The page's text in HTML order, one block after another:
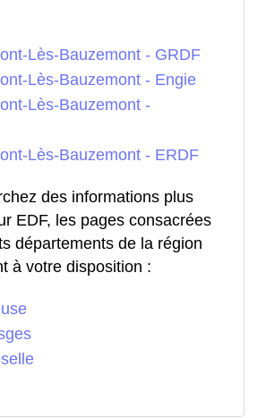
Lès-Bauzemont - GRDF
Lès-Bauzemont - Engie
Lès-Bauzemont -
Lès-Bauzemont - ERDF
des informations plus
EDF, les pages consacrées
départements de la région
à votre disposition :